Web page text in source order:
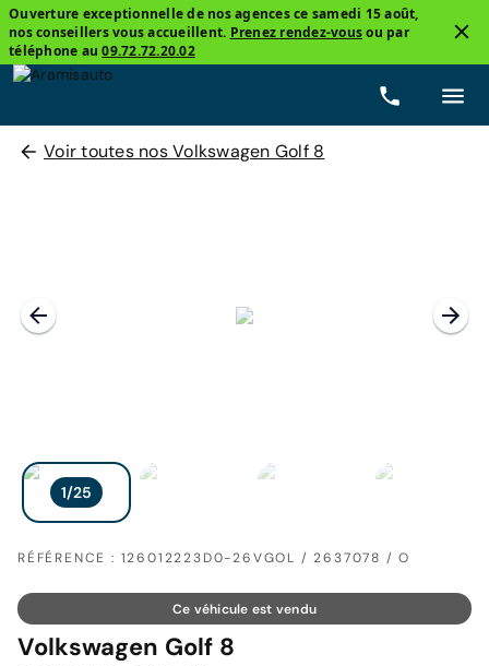
Ouverture exceptionnelle de nos agences ce samedi 15 août,
nos conseillers vous accueillent. Prenez rendez-vousou par
téléphone au09.72.72.20.02
Voir toutes nos Volkswagen Golf 8
RÉFÉRENCE : 126012223D0-26VGOL / 2637078 / O
Ce véhicule est vendu
Volkswagen Golf 8